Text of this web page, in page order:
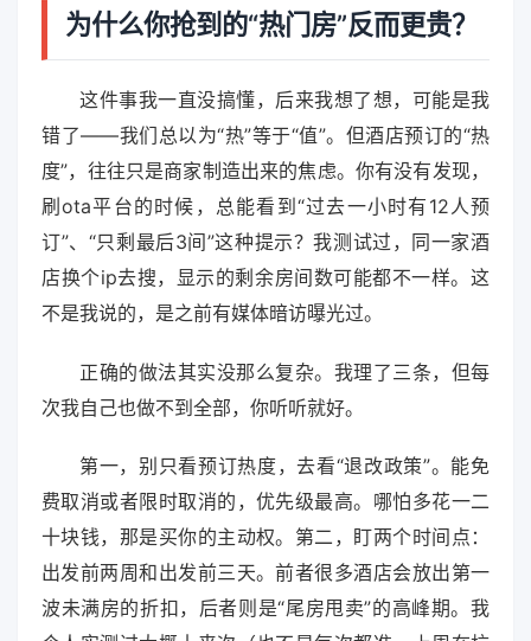
为什么你抢到的“热门房”反而更贵？
这件事我一直没搞懂，后来我想了想，可能是我
错了——我们总以为“热”等于“值”。但酒店预订的“热
度”，往往只是商家制造出来的焦虑。你有没有发现，
刷ota平台的时候，总能看到“过去一小时有12人预
订”、“只剩最后3间”这种提示？我测试过，同一家酒
店换个ip去搜，显示的剩余房间数可能都不一样。这
不是我说的，是之前有媒体暗访曝光过。
正确的做法其实没那么复杂。我理了三条，但每
次我自己也做不到全部，你听听就好。
第一，别只看预订热度，去看“退改政策”。能免
费取消或者限时取消的，优先级最高。哪怕多花一二
十块钱，那是买你的主动权。第二，盯两个时间点：
出发前两周和出发前三天。前者很多酒店会放出第一
波未满房的折扣，后者则是“尾房甩卖”的高峰期。我